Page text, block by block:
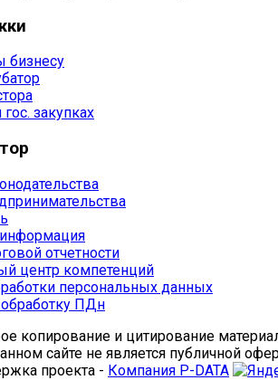
бизнесу
закупках
отчетности
центр компетенций
персональных данных
ПДн
копирование и цитирование
сайте не является публичной
проекта - Компания P-DATA